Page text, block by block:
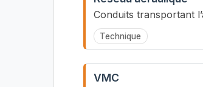
Conduits transportant
Technique
VMC